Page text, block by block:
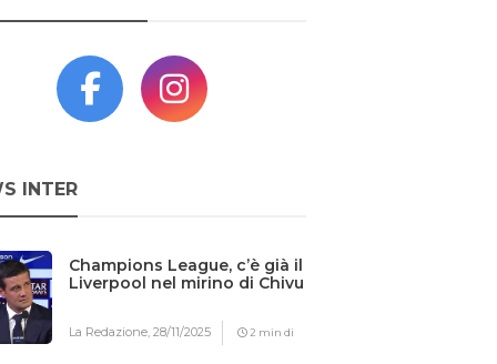
INTER
Champions League, c’è già il
Liverpool nel mirino di Chivu
La Redazione,28/11/2025 2 min di